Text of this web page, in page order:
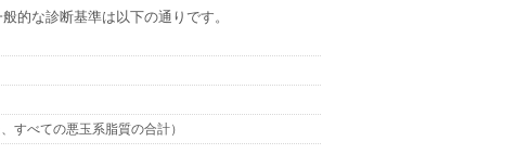
的な診断基準は以下の通りです。
すべての悪玉系脂質の合計）